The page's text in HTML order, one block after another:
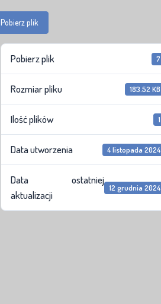
Pobierz plik
Pobierz plik 7
Rozmiar pliku 183.52 KB
Ilość plików 1
Data utworzenia 4 listopada 2024
Data ostatniej
aktualizacji
12 grudnia 2024